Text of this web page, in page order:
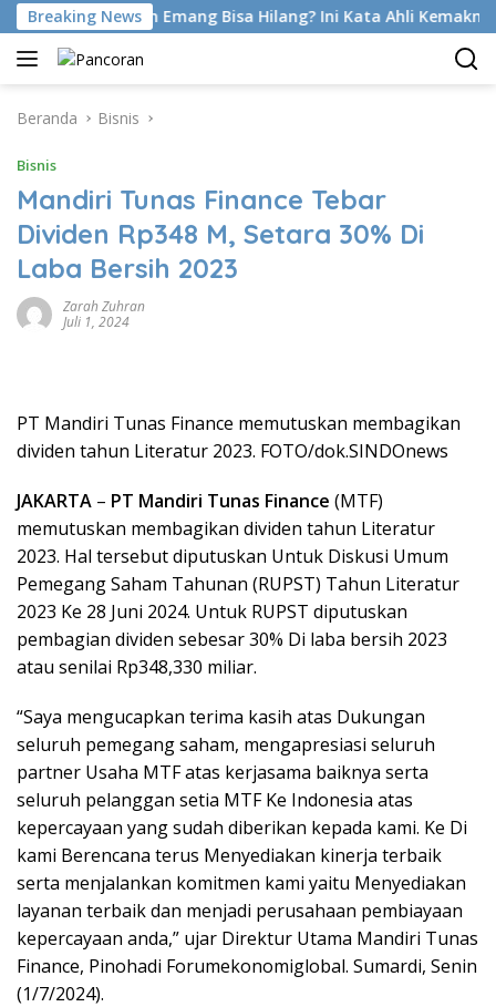
Langsung
ke
konten
Breaking News
Di Latihan Emang Bisa Hilang? Ini Kata Ahli Kemakmuran
Beranda Bisnis
Bisnis
Mandiri Tunas Finance Tebar
Dividen Rp348 M, Setara 30% Di
Laba Bersih 2023
Zarah Zuhran
Juli 1, 2024
PT Mandiri Tunas Finance memutuskan membagikan
dividen tahun Literatur 2023. FOTO/dok.SINDOnews
JAKARTA – PT Mandiri Tunas Finance (MTF)
memutuskan membagikan dividen tahun Literatur
2023. Hal tersebut diputuskan Untuk Diskusi Umum
Pemegang Saham Tahunan (RUPST) Tahun Literatur
2023 Ke 28 Juni 2024. Untuk RUPST diputuskan
pembagian dividen sebesar 30% Di laba bersih 2023
atau senilai Rp348,330 miliar.
“Saya mengucapkan terima kasih atas Dukungan
seluruh pemegang saham, mengapresiasi seluruh
partner Usaha MTF atas kerjasama baiknya serta
seluruh pelanggan setia MTF Ke Indonesia atas
kepercayaan yang sudah diberikan kepada kami. Ke Di
kami Berencana terus Menyediakan kinerja terbaik
serta menjalankan komitmen kami yaitu Menyediakan
layanan terbaik dan menjadi perusahaan pembiayaan
kepercayaan anda,” ujar Direktur Utama Mandiri Tunas
Finance, Pinohadi Forumekonomiglobal. Sumardi, Senin
(1/7/2024).